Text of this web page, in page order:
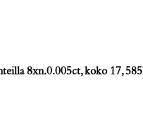
8xn.0.005ct, koko 17,